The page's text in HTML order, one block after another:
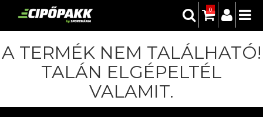
0
A TERMÉK NEM TALÁLHATÓ!
TALÁN ELGÉPELTÉL
VALAMIT.